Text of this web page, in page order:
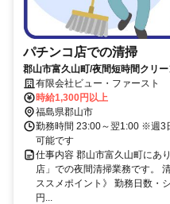
パチンコ店での清掃
郡山市富久山町/夜間短時間クリ
OK！週3日～出来る方歓迎！
有限会社ビュー・ファースト
時給1,300円以上
福島県郡山市
勤務時間 23:00～翌1:00 ※週3
可能です
仕事内容 郡山市富久山町にあ
店」での夜間清掃業務です。
ススメポイント》 勤務日数・
円...